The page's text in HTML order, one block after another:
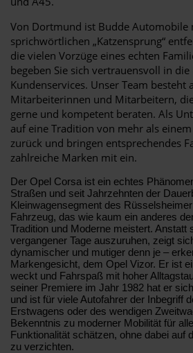
Von Dortmund ist Budde Automobile
sprichwörtlichen „Katzensprung“
die vielen Vorzüge eines echten
begeben Sie sich vertrauensvoll in die
Kundenservices. Unser Team besteht
Mitarbeiterinnen und Mitarbeitern,
gerne und kompetent beraten. Als
auf eine Tradition von mehr als
zurück und bringen entsprechendes
zahlreiche Marken mit ein.
Der Opel Corsa ist ein echtes
Straßen und seit Jahrzehnten der
Kleinwagensegment des
Fahrzeug, das wie kaum ein anderes
Tradition und Moderne meistert. Anstatt
vergangener Tage auszuruhen, zeigt
dynamischer und mutiger denn je –
Markengesicht, dem Opel Vizor. Er ist
weckt und Fahrspaß mit hoher
seiner Premiere im Jahr 1982 hat er
und ist für viele Autofahrer der Inbegriff
Erstwagens oder des wendigen
Bekenntnis zu moderner Mobilität für
Funktionalität schätzen, ohne dabei auf
zu verzichten.